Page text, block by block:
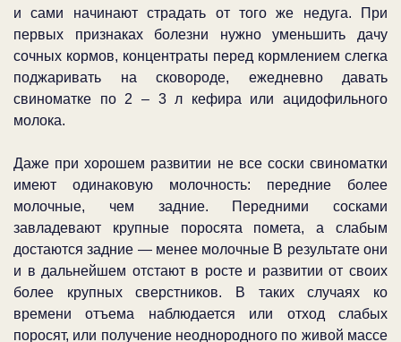
и сами начинают страдать от того же недуга. При
первых признаках болезни нужно уменьшить дачу
сочных кормов, концентраты перед кормлением слегка
поджаривать на сковороде, ежедневно давать
свиноматке по 2 – 3 л кефира или ацидофильного
молока.
Даже при хорошем развитии не все соски свиноматки
имеют одинаковую молочность: передние более
молочные, чем задние. Передними сосками
завладевают крупные поросята помета, а слабым
достаются задние — менее молочные В результате они
и в дальнейшем отстают в росте и развитии от своих
более крупных сверстников. В таких случаях ко
времени отъема наблюдается или отход слабых
поросят, или получение неоднородного по живой массе